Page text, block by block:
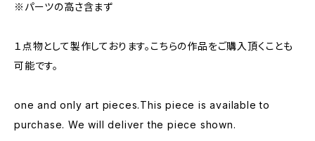
※パーツの高さ含まず
１点物として製作しております。こちらの作品をご購入頂くことも
可能です。
one and only art pieces.This piece is available to
purchase. We will deliver the piece shown.